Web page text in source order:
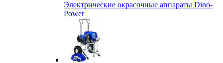
Электрические окрасочные аппараты Dino-
Power